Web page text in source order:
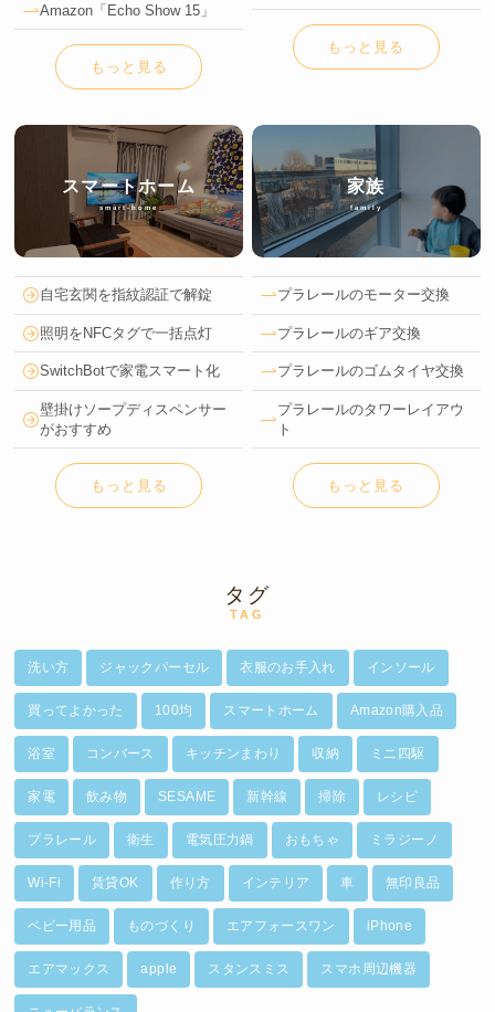
Amazon「Echo Show 15」
もっと見る
もっと見る
スマートホーム
smart-home
自宅玄関を指紋認証で解錠
照明をNFCタグで一括点灯
SwitchBotで家電スマート化
壁掛けソープディスペンサー
がおすすめ
もっと見る
家族
family
プラレールのモーター交換
プラレールのギア交換
プラレールのゴムタイヤ交換
プラレールのタワーレイアウ
ト
もっと見る
タグ
TAG
洗い方 ジャックパーセル 衣服のお手入れ インソール
買ってよかった 100均 スマートホーム Amazon購入品
浴室 コンバース キッチンまわり 収納 ミニ四駆
家電 飲み物 SESAME 新幹線 掃除 レシピ
プラレール 衛生 電気圧力鍋 おもちゃ ミラジーノ
Wi-Fi 賃貸OK 作り方 インテリア 車 無印良品
ベビー用品 ものづくり エアフォースワン iPhone
エアマックス apple スタンスミス スマホ周辺機器